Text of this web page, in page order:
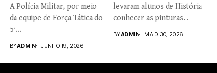
A Polícia Militar, por meio
da equipe de Força Tática do
5º...
BYADMIN JUNHO 19, 2026
levaram alunos de História
conhecer as pinturas
BYADMIN MAIO 30, 2026